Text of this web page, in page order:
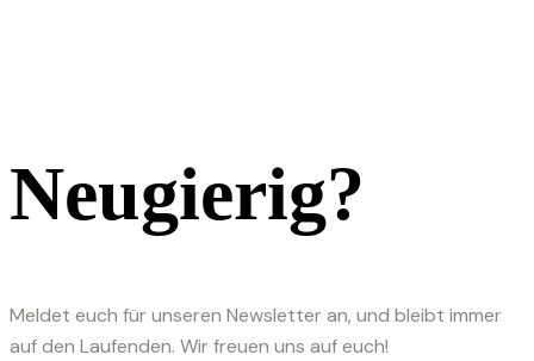
Neugierig?
Meldet euch für unseren Newsletter an, und bleibt immer
auf den Laufenden. Wir freuen uns auf euch!